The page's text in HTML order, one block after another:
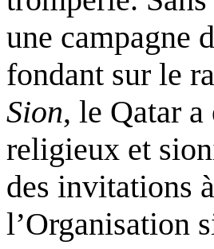
une campagne
fondant sur le
Sion, le Qatar
religieux et
des invitations
l’Organisation